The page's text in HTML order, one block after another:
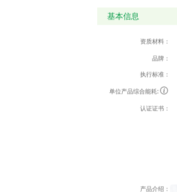
基本信息
资质材料：
品牌：
执行标准：
单位产品综合能耗:
认证证书：
产品介绍：